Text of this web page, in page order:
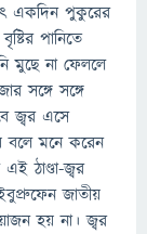
একদিন পুকুরের
পানিতে
মুছে না ফেললে
সঙ্গে সঙ্গে
জ্বর এসে
বলে মনে করেন
ঠাণ্ডা-জ্বর
জাতীয়
হয় না। জ্বর